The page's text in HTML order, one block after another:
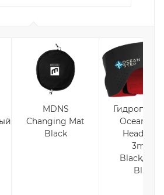
MDNS
Changing Mat
Black
Ocean
Headband
3mm
Black/
Blue